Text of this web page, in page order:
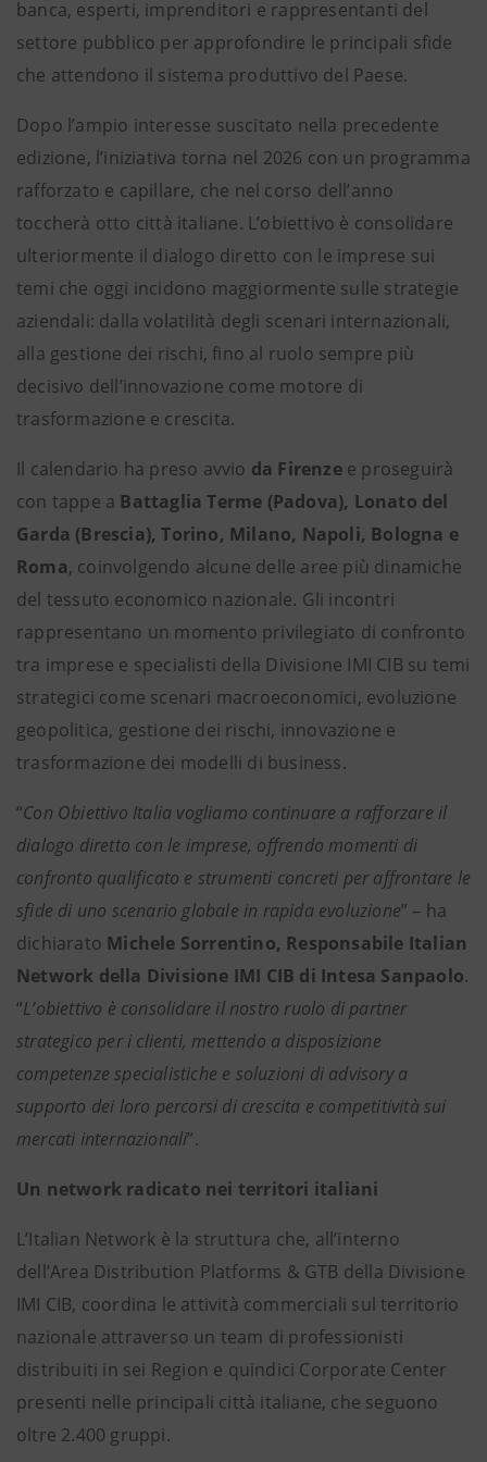
banca, esperti, imprenditori e rappresentanti del
settore pubblico per approfondire le principali sfide
che attendono il sistema produttivo del Paese.
Dopo l’ampio interesse suscitato nella precedente
edizione, l’iniziativa torna nel 2026 con un programma
rafforzato e capillare, che nel corso dell’anno
toccherà otto città italiane. L’obiettivo è consolidare
ulteriormente il dialogo diretto con le imprese sui
temi che oggi incidono maggiormente sulle strategie
aziendali: dalla volatilità degli scenari internazionali,
alla gestione dei rischi, fino al ruolo sempre più
decisivo dell’innovazione come motore di
trasformazione e crescita.
Il calendario ha preso avvio da Firenzee proseguirà
con tappe a Battaglia Terme (Padova), Lonato del
Garda (Brescia), Torino, Milano, Napoli, Bologna e
Roma, coinvolgendo alcune delle aree più dinamiche
del tessuto economico nazionale. Gli incontri
rappresentano un momento privilegiato di confronto
tra imprese e specialisti della Divisione IMI CIB su temi
strategici come scenari macroeconomici, evoluzione
geopolitica, gestione dei rischi, innovazione e
trasformazione dei modelli di business.
“Con Obiettivo Italia vogliamo continuare a rafforzare il
dialogo diretto con le imprese, offrendo momenti di
confronto qualificato e strumenti concreti per affrontare le
sfide di uno scenario globale in rapida evoluzione” – ha
dichiarato Michele Sorrentino, Responsabile Italian
Network della Divisione IMI CIB di Intesa Sanpaolo.
“L’obiettivo è consolidare il nostro ruolo di partner
strategico per i clienti, mettendo a disposizione
competenze specialistiche e soluzioni di advisory a
supporto dei loro percorsi di crescita e competitività sui
mercati internazionali”.
Un network radicato nei territori italiani
L’Italian Network è la struttura che, all’interno
dell’Area Distribution Platforms & GTB della Divisione
IMI CIB, coordina le attività commerciali sul territorio
nazionale attraverso un team di professionisti
distribuiti in sei Region e quindici Corporate Center
presenti nelle principali città italiane, che seguono
oltre 2.400 gruppi.